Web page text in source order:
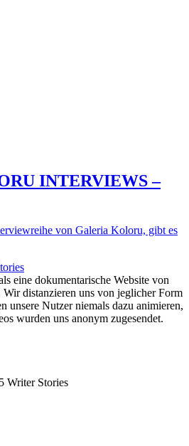
INTERVIEWS –
von Galeria Koloru, gibt es
eine dokumentarische Website von
distanzieren uns von jeglicher Form
unsere Nutzer niemals dazu animieren,
wurden uns anonym zugesendet.
Writer Stories